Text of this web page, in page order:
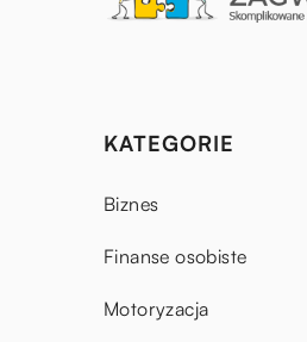
KATEGORIE
Biznes
Finanse osobiste
Motoryzacja